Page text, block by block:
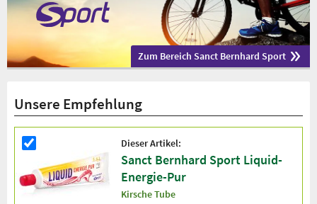
Zum Bereich Sanct Bernhard Sport
Unsere Empfehlung
Dieser Artikel:
Sanct Bernhard Sport Liquid-
Energie-Pur
Kirsche Tube